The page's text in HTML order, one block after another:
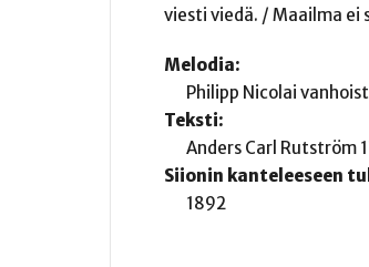
viesti viedä. / Maailma ei
Melodia:
Philipp Nicolai
Teksti:
Anders Carl Rutström
Siionin kanteleeseen
1892